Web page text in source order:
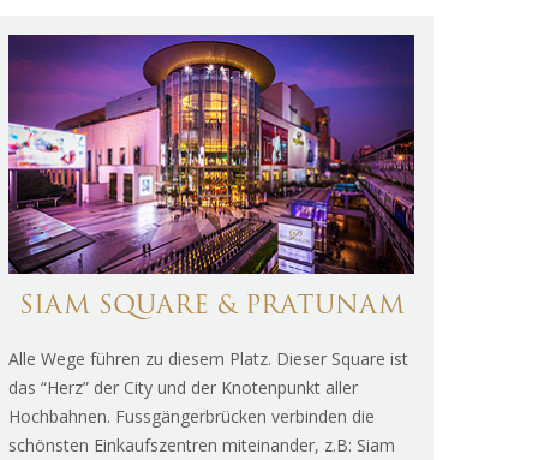
SIAM SQUARE & PRATUNAM
Alle Wege führen zu diesem Platz. Dieser Square ist
das “Herz” der City und der Knotenpunkt aller
Hochbahnen. Fussgängerbrücken verbinden die
schönsten Einkaufszentren miteinander, z.B: Siam